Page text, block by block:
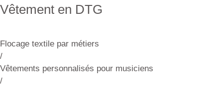
Vêtement en DTG
Flocage textile par métiers
/
Vêtements personnalisés pour musiciens
/